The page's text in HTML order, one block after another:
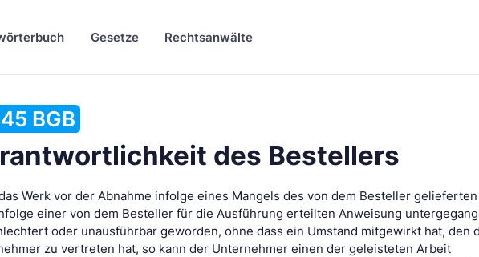
Gesetze Rechtsanwälte
BGB
des Bestellers
Werk vor der Abnahme infolge eines Mangels des von dem Besteller
einer von dem Besteller für die Ausführung erteilten Anweisung
oder unausführbar geworden, ohne dass ein Umstand mitgewirkt hat, den
zu vertreten hat, so kann der Unternehmer einen der geleisteten Arbeit